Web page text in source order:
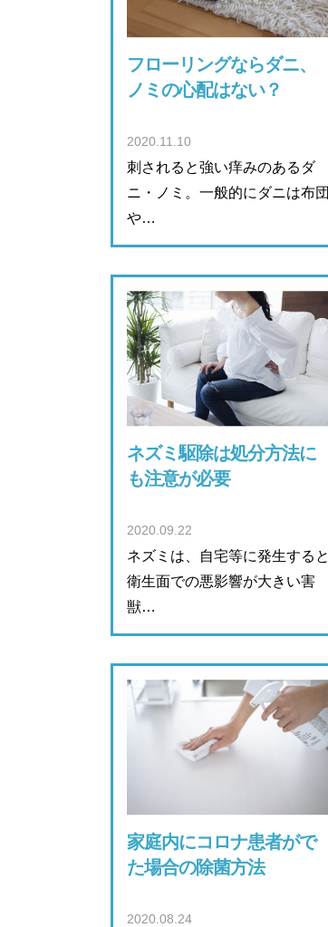
フローリングならダニ、
ノミの心配はない？
2020.11.10
刺されると強い痒みのあるダ
ニ・ノミ。一般的にダニは布団
や…
ネズミ駆除は処分方法に
も注意が必要
2020.09.22
ネズミは、自宅等に発生すると
衛生面での悪影響が大きい害
獣…
家庭内にコロナ患者がで
た場合の除菌方法
2020.08.24